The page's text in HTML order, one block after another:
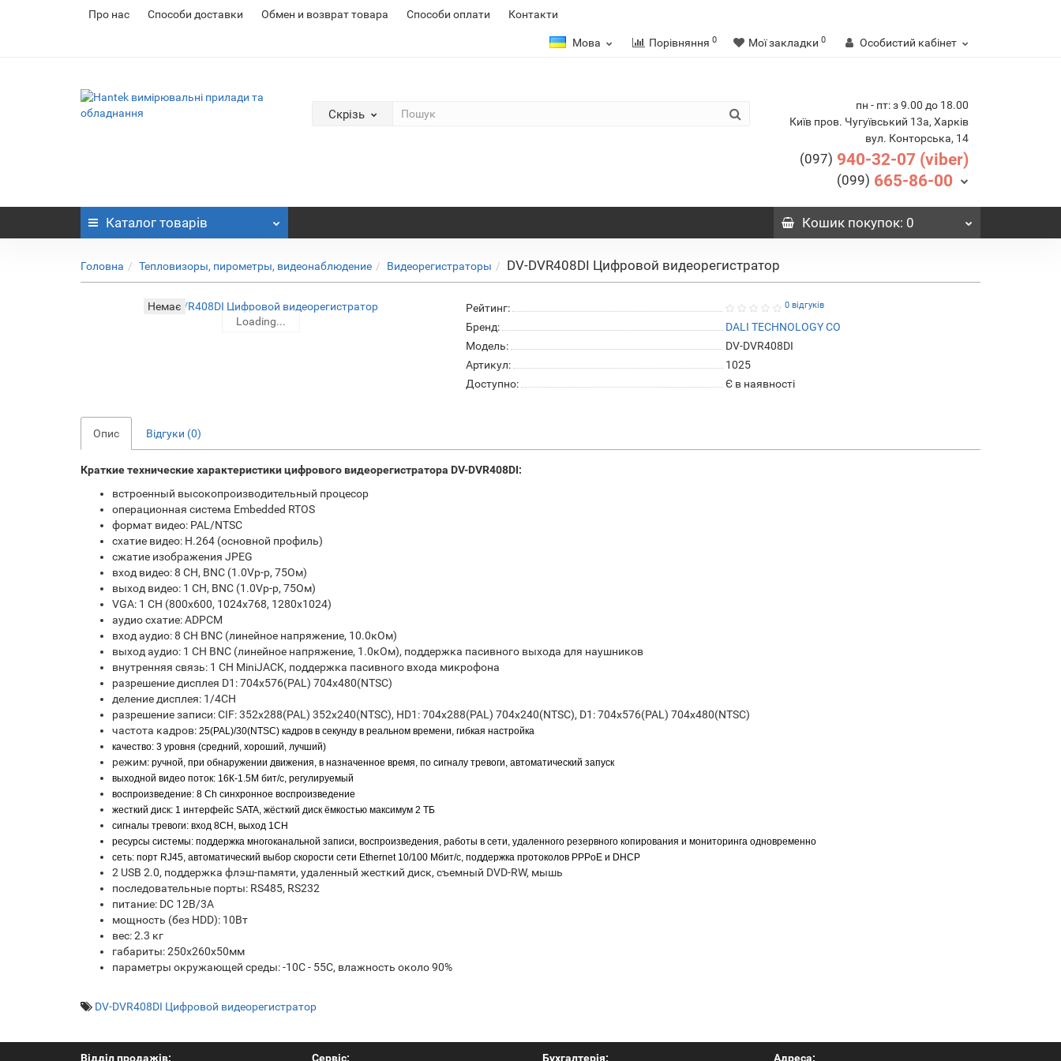
Про нас Cпособи доставки Обмен и возврат товара Способи оплати Контакти
Мова Порівняння 0 Мої закладки 0 Особистий кабінет
Скрізь
пн - пт: з 9.00 до 18.00
Київ пров. Чугуївський 13а, Харків
вул. Конторська, 14
(097) 940-32-07 (viber)
(099) 665-86-00
Каталог товарів Кошикпокупок: 0
Головна Тепловизоры, пирометры, видеонаблюдение Видеорегистраторы DV-DVR408DI Цифровой видеорегистратор
Немає
Loading...
Loading...
Рейтинг: 0 відгуків
Бренд:
DALI TECHNOLOGY CO
Модель:
DV-DVR408DI
Артикул:
1025
Доступно:
Є в наявності
Опис Відгуки (0)
Краткие технические характеристики цифрового видеорегистратора DV-DVR408DI:
встроенный высокопроизводительный процесор
операционная система Embedded RTOS
формат видео: PAL/NTSC
схатие видео: H.264 (основной профиль)
сжатие изображения JPEG
вход видео: 8 CH, BNC (1.0Vp-p, 75Ом)
выход видео: 1 CH, BNC (1.0Vp-p, 75Ом)
VGA: 1 CH (800x600, 1024x768, 1280x1024)
аудио схатие: ADPCM
вход аудио: 8 CH BNC (линейное напряжение, 10.0кОм)
выход аудио: 1 CH BNC (линейное напряжение, 1.0кОм), поддержка пасивного выхода для наушников
внутренняя связь: 1 CH MiniJACK, поддержка пасивного входа микрофона
разрешение дисплея D1: 704x576(PAL) 704x480(NTSC)
деление дисплея: 1/4CH
разрешение записи: CIF: 352x288(PAL) 352x240(NTSC), HD1: 704x288(PAL) 704x240(NTSC), D1: 704x576(PAL) 704x480(NTSC)
частота кадров: 25(PAL)/30(NTSC) кадров в секунду в реальном времени, гибкая настройка
качество: 3 уровня (средний, хороший, лучший)
режим: ручной, при обнаружении движения, в назначенное время, по сигналу тревоги, автоматический запуск
выходной видео поток: 16К-1.5М бит/c, регулируемый
воспроизведение: 8 Ch синхронное воспроизведение
жесткий диск: 1 интерфейс SATA, жёсткий диск ёмкостью максимум 2 ТБ
сигналы тревоги: вход 8CH, выход 1CH
ресурсы системы: поддержка многоканальной записи, воспроизведения, работы в сети, удаленного резервного копирования и мониторинга одновременно
сеть: порт RJ45, автоматический выбор скорости сети Ethernet 10/100 Мбит/с, поддержка протоколов PPPoE и DHCP
2 USB 2.0, поддержка флэш-памяти, удаленный жесткий диск, cъемный DVD-RW, мышь
последовательные порты: RS485, RS232
питание: DC 12В/3А
мощность (без HDD): 10Вт
вес: 2.3 кг
габариты: 250х260х50мм
параметры окружающей среды: -10С - 55С, влажность около 90%
DV-DVR408DI Цифровой видеорегистратор
Відділ продажів: Сервіс: Бухгалтерія: Адреса: